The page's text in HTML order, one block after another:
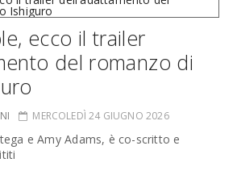
ecco il trailer
del romanzo di
MERCOLEDÌ 24 GIUGNO 2026
e Amy Adams, è co-scritto e